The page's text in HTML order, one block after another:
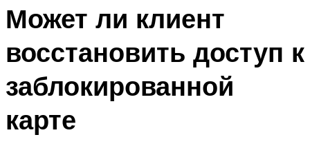
Может ли клиент
восстановить доступ к
заблокированной
карте